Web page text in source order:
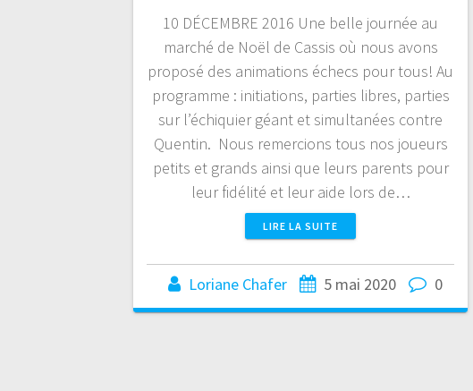
10 DÉCEMBRE 2016 Une belle journée au
marché de Noël de Cassis où nous avons
proposé des animations échecs pour tous! Au
programme : initiations, parties libres, parties
sur l’échiquier géant et simultanées contre
Quentin. Nous remercions tous nos joueurs
petits et grands ainsi que leurs parents pour
leur fidélité et leur aide lors de…
LIRE LA SUITE
Loriane Chafer 5 mai 2020 0